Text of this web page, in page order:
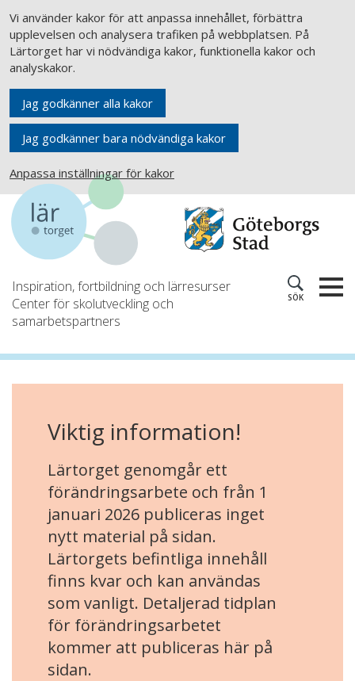
Vi använder kakor för att anpassa innehållet, förbättra
upplevelsen och analysera trafiken på webbplatsen. På
Lärtorget har vi nödvändiga kakor, funktionella kakor och
analyskakor.
Jag godkänner alla kakor
Jag godkänner bara nödvändiga kakor
Anpassa inställningar för kakor
Inspiration, fortbildning och lärresurser
Center för skolutveckling och
samarbetspartners
SÖK
Viktig information!
Lärtorget genomgår ett
förändringsarbete och från 1
januari 2026 publiceras inget
nytt material på sidan.
Lärtorgets befintliga innehåll
finns kvar och kan användas
som vanligt. Detaljerad tidplan
för förändringsarbetet
kommer att publiceras här på
sidan.